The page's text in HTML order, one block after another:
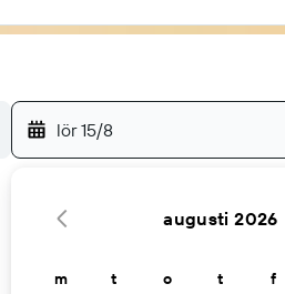
lör 15/8
augusti 2026
m t o t f